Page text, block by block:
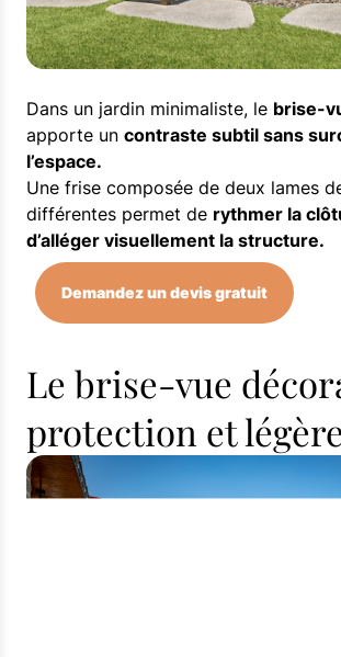
Dans un jardin minimaliste, le brise-
apporte un contraste subtil sans
l’espace.
Une frise composée de deux lames
différentes permet de rythmer la
d’alléger visuellement la structure.
Demandez un devis gratuit
Le brise-vue
protection et